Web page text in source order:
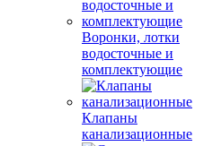
Воронки, лотки
водосточные и
комплектующие
Клапаны
канализационные